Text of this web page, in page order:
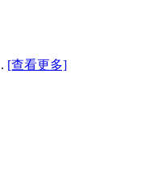
[查看更多]